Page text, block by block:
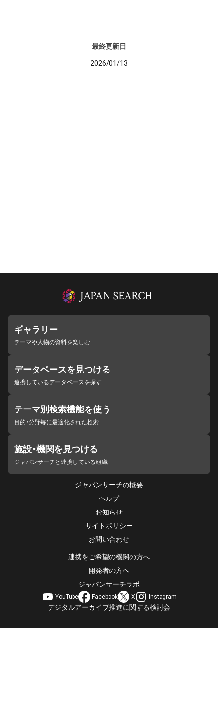
最終更新日
2026/01/13
ギャラリー
テーマや人物の資料を楽しむ
データベースを見つける
連携しているデータベースを探す
テーマ別検索機能を使う
目的・分野毎に最適化された検索
施設・機関を見つける
ジャパンサーチと連携している組織
ジャパンサーチの概要
ヘルプ
お知らせ
サイトポリシー
お問い合わせ
連携をご希望の機関の方へ
開発者の方へ
ジャパンサーチラボ
YouTube Facebook X Instagram
デジタルアーカイブ推進に関する検討会